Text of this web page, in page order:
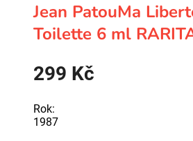
Jean PatouMa
Toilette 6 ml
299 Kč
Rok:
1987